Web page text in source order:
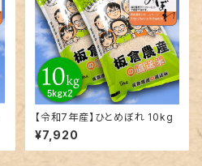
【令和7年産】ひとめぼれ 10kg
¥7,920